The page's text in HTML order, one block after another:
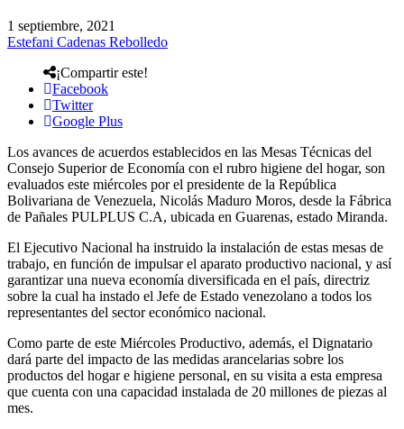
1 septiembre, 2021
Estefani Cadenas Rebolledo
¡Compartir este!
Facebook
Twitter
Google Plus
Los avances de acuerdos establecidos en las Mesas Técnicas del
Consejo Superior de Economía con el rubro higiene del hogar, son
evaluados este miércoles por el presidente de la República
Bolivariana de Venezuela, Nicolás Maduro Moros, desde la Fábrica
de Pañales PULPLUS C.A, ubicada en Guarenas, estado Miranda.
El Ejecutivo Nacional ha instruido la instalación de estas mesas de
trabajo, en función de impulsar el aparato productivo nacional, y así
garantizar una nueva economía diversificada en el país, directriz
sobre la cual ha instado el Jefe de Estado venezolano a todos los
representantes del sector económico nacional.
Como parte de este Miércoles Productivo, además, el Dignatario
dará parte del impacto de las medidas arancelarias sobre los
productos del hogar e higiene personal, en su visita a esta empresa
que cuenta con una capacidad instalada de 20 millones de piezas al
mes.